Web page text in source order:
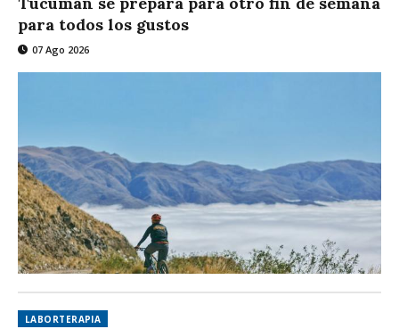
para todos los gustos
07 Ago 2026
LABORTERAPIA